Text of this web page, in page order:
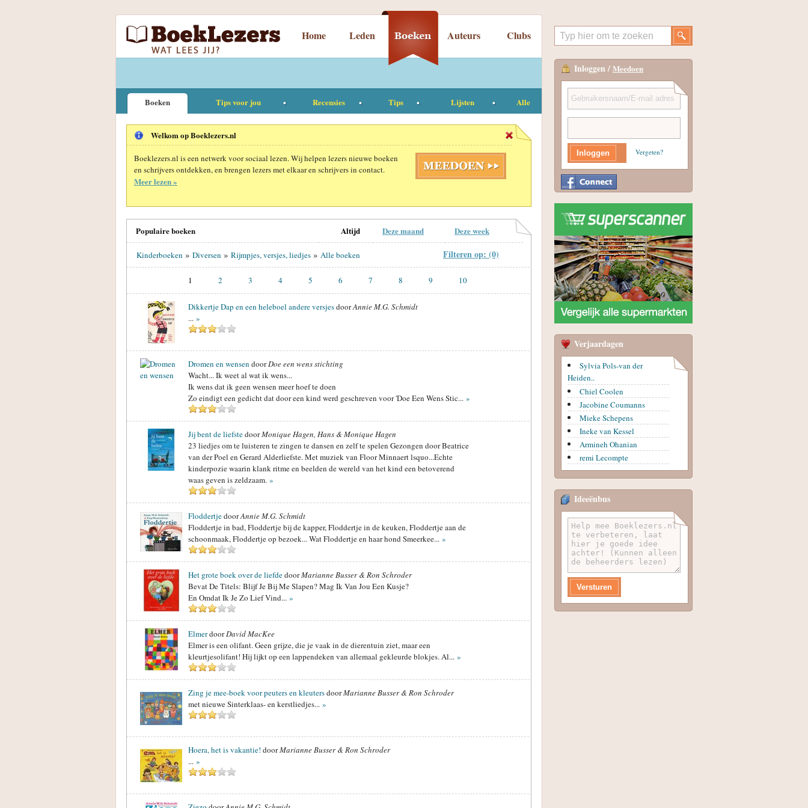
Home Leden Auteurs Clubs
Boeken Tips voor jou Recensies Tips Lijsten Alle
Welkom op Boeklezers.nl
Boeklezers.nl is een netwerk voor sociaal lezen. Wij helpen lezers nieuwe boeken
en schrijvers ontdekken, en brengen lezers met elkaar en schrijvers in contact.
Meer lezen »
Populaire boeken Altijd Deze maand Deze week
Kinderboeken » Diversen » Rijmpjes, versjes, liedjes » Alle boeken Filteren op: (0)
1 2 3 4 5 6 7 8 9 10
Dikkertje Dap en een heleboel andere versjesdoorAnnie M.G. Schmidt
... »
Dromen en wensen doorDoe een wens stichting
Wacht... Ik weet al wat ik wens...
Ik wens dat ik geen wensen meer hoef te doen
Zo eindigt een gedicht dat door een kind werd geschreven voor 'Doe Een Wens Stic... »
Jij bent de liefstedoorMonique Hagen, Hans & Monique Hagen
23 liedjes om te luisteren te zingen te dansen en zelf te spelen Gezongen door Beatrice
van der Poel en Gerard Alderliefste. Met muziek van Floor Minnaert lsquo...Echte
kinderpozie waarin klank ritme en beelden de wereld van het kind een betoverend
waas geven is zeldzaam. »
FloddertjedoorAnnie M.G. Schmidt
Floddertje in bad, Floddertje bij de kapper, Floddertje in de keuken, Floddertje aan de
schoonmaak, Floddertje op bezoek... Wat Floddertje en haar hond Smeerkee... »
Het grote boek over de liefdedoorMarianne Busser & Ron Schroder
Bevat De Titels: Blijf Je Bij Me Slapen? Mag Ik Van Jou Een Kusje?
En Omdat Ik Je Zo Lief Vind... »
ElmerdoorDavid MacKee
Elmer is een olifant. Geen grijze, die je vaak in de dierentuin ziet, maar een
kleurtjesolifant! Hij lijkt op een lappendeken van allemaal gekleurde blokjes. Al... »
Zing je mee-boek voor peuters en kleutersdoorMarianne Busser & Ron Schroder
met nieuwe Sinterklaas- en kerstliedjes... »
Hoera, het is vakantie! doorMarianne Busser & Ron Schroder
... »
Inloggen / Meedoen
Vergeten?
Verjaardagen
Sylvia Pols-van der
Heiden..
Chiel Coolen
Jacobine Coumanns
Mieke Schepens
Ineke van Kessel
Armineh Ohanian
remi Lecompte
Ideeënbus